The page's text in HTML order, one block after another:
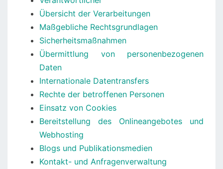
Übersicht der Verarbeitungen
Maßgebliche Rechtsgrundlagen
Sicherheitsmaßnahmen
Übermittlung von personenbezogenen
Daten
Internationale Datentransfers
Rechte der betroffenen Personen
Einsatz von Cookies
Bereitstellung des Onlineangebotes und
Webhosting
Blogs und Publikationsmedien
Kontakt- und Anfragenverwaltung